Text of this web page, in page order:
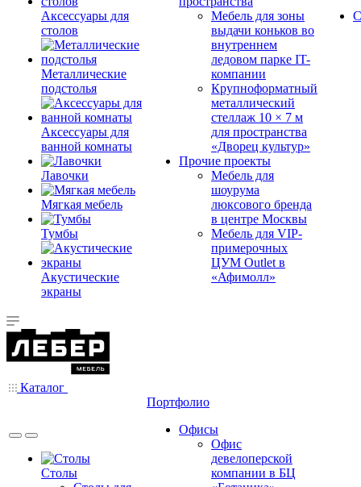
Аксессуары для
столов
Металлические
подстолья
Аксессуары для
ванной комнаты
Лавочки
Мягкая мебель
Тумбы
Акустические
экраны
Мебель для зоны
выдачи коньков во
внутреннем
ледовом парке IT-
компании
Крупноформатный
металлический
стеллаж 10 × 7 м
для пространства
«Дворец культур»
Прочие проекты
Мебель для
шоурума
люксового бренда
в центре Москвы
Мебель для VIP-
примерочных
ЦУМ Outlet в
«Афимолл»
Каталог
Столы
Портфолио
Офисы
Офис
девелоперской
компании в БЦ